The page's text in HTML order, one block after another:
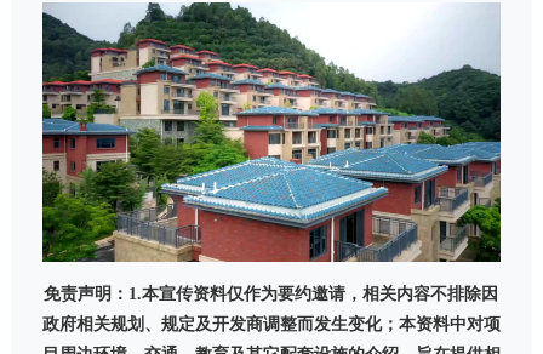
免责声明： 1.本宣传资料仅作为要约邀请，相关内容不排除因
政府相关规划、规定及开发商调整而发生变化；本资料中对项